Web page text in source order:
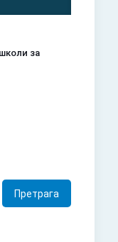
за
Претрага